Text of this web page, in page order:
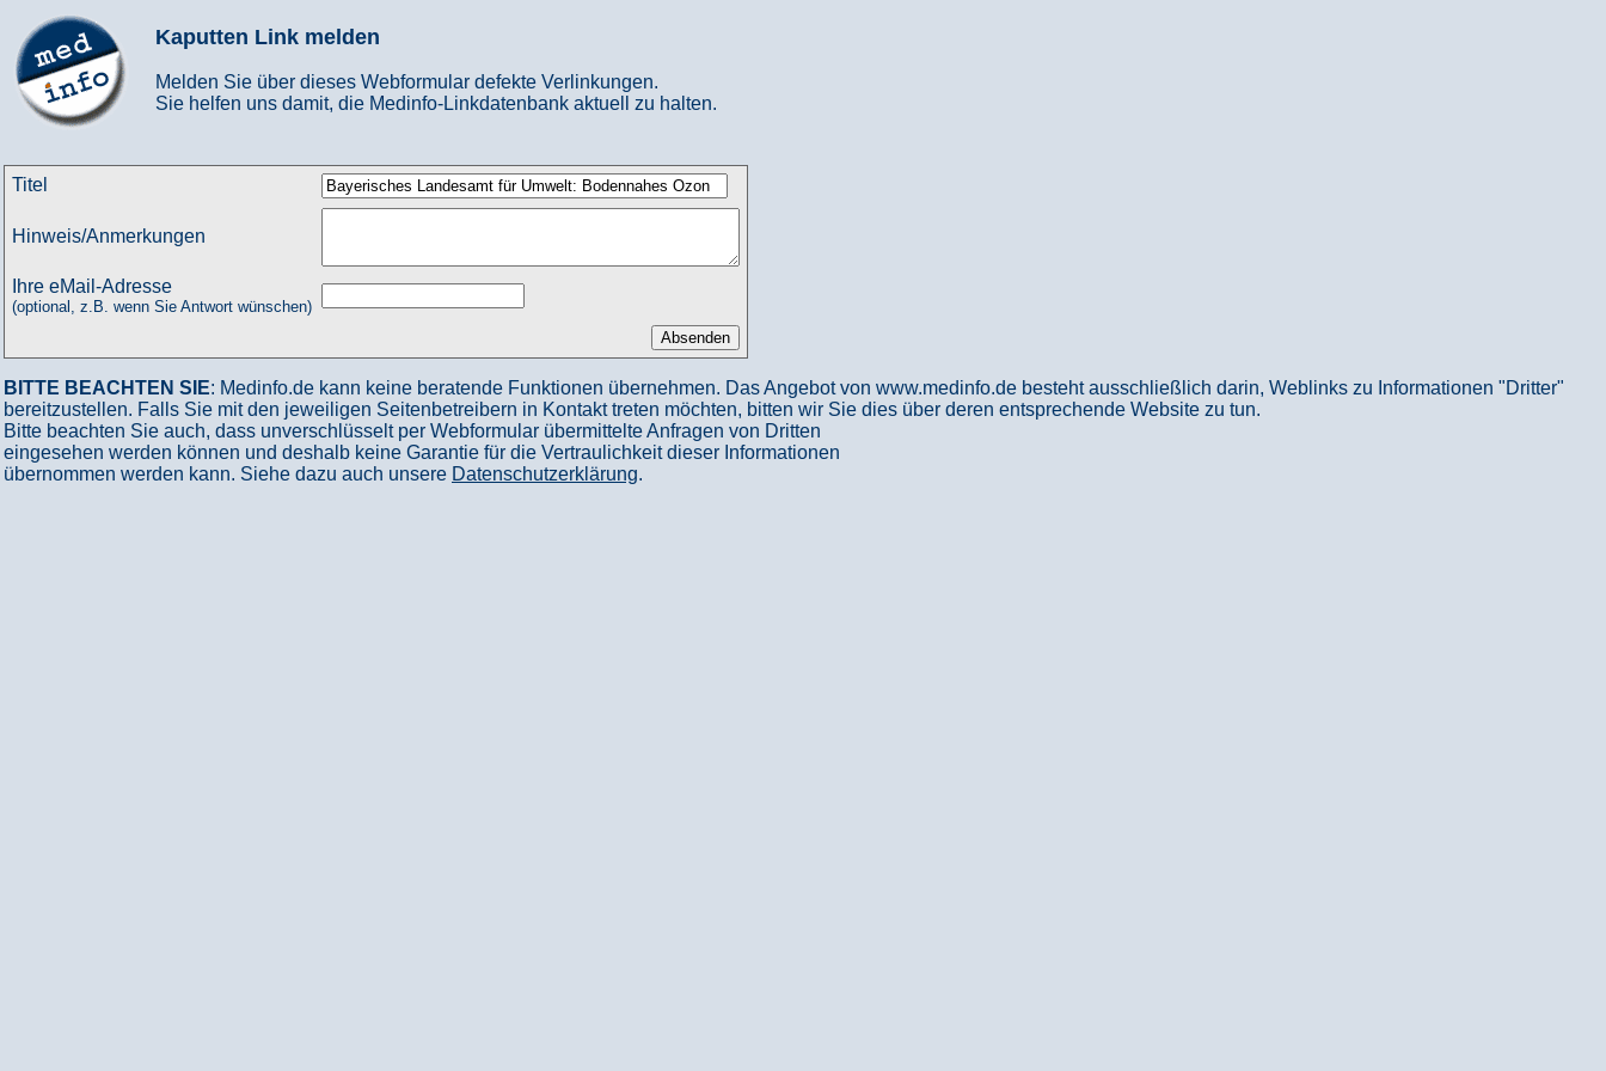
Kaputten Link melden
Melden Sie über dieses Webformular defekte Verlinkungen.
Sie helfen uns damit, die Medinfo-Linkdatenbank aktuell zu halten.
Titel
Hinweis/Anmerkungen
Ihre eMail-Adresse
(optional, z.B. wenn Sie Antwort wünschen)
BITTE BEACHTEN SIE: Medinfo.de kann keine beratende Funktionen übernehmen. Das Angebot von www.medinfo.de besteht ausschließlich darin, Weblinks zu Informationen "Dritter"
bereitzustellen. Falls Sie mit den jeweiligen Seitenbetreibern in Kontakt treten möchten, bitten wir Sie dies über deren entsprechende Website zu tun.
Bitte beachten Sie auch, dass unverschlüsselt per Webformular übermittelte Anfragen von Dritten
eingesehen werden können und deshalb keine Garantie für die Vertraulichkeit dieser Informationen
übernommen werden kann. Siehe dazu auch unsere Datenschutzerklärung.